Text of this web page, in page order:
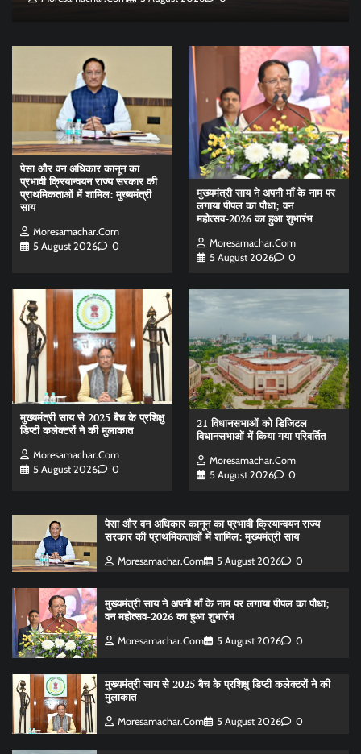
पेसा और वन अधिकार कानून का
प्रभावी क्रियान्वयन राज्य सरकार की
प्राथमिकताओं में शामिल: मुख्यमंत्री
साय
Moresamachar.com
5 August 2026
0
मुख्यमंत्री साय ने अपनी माँ के नाम पर
लगाया पीपल का पौधा; वन
महोत्सव-2026 का हुआ शुभारंभ
Moresamachar.com
5 August 2026
0
मुख्यमंत्री साय से 2025 बैच के प्रशिक्षु
डिप्टी कलेक्टरों ने की मुलाकात
Moresamachar.com
5 August 2026
0
21 विधानसभाओं को डिजिटल
विधानसभाओं में किया गया परिवर्तित
Moresamachar.com
5 August 2026
0
पेसा और वन अधिकार कानून का प्रभावी क्रियान्वयन राज्य
सरकार की प्राथमिकताओं में शामिल: मुख्यमंत्री साय
Moresamachar.com 5 August 2026 0
मुख्यमंत्री साय ने अपनी माँ के नाम पर लगाया पीपल का पौधा;
वन महोत्सव-2026 का हुआ शुभारंभ
Moresamachar.com 5 August 2026 0
मुख्यमंत्री साय से 2025 बैच के प्रशिक्षु डिप्टी कलेक्टरों ने की
मुलाकात
Moresamachar.com 5 August 2026 0